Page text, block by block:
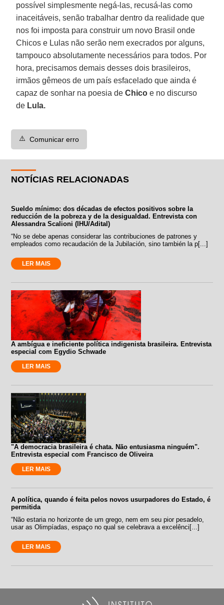
possível simplesmente negá-las, recusá-las como
inaceitáveis, senão trabalhar dentro da realidade que
nos foi imposta para construir um novo Brasil onde
Chicos e Lulas não serão nem execrados por alguns,
tampouco absolutamente necessários para todos. Por
hora, precisamos demais desses dois brasileiros,
irmãos gêmeos de um país esfacelado que ainda é
capaz de sonhar na poesia deChico e no discurso
de Lula.
⚠️ Comunicar erro
NOTÍCIAS RELACIONADAS
Sueldo mínimo: dos décadas de efectos positivos sobre la
reducción de la pobreza y de la desigualdad. Entrevista con
Alessandra Scalioni (IHU/Adital)
“No se debe apenas considerar las contribuciones de patrones y
empleados como recaudación de la Jubilación, sino también la p[...]
LER MAIS
A ambígua e ineficiente política indigenista brasileira. Entrevista
especial com Egydio Schwade
LER MAIS
"A democracia brasileira é chata. Não entusiasma ninguém".
Entrevista especial com Francisco de Oliveira
LER MAIS
A política, quando é feita pelos novos usurpadores do Estado, é
permitida
“Não estaria no horizonte de um grego, nem em seu pior pesadelo,
usar as Olimpíadas, espaço no qual se celebrava a excelênci[...]
LER MAIS